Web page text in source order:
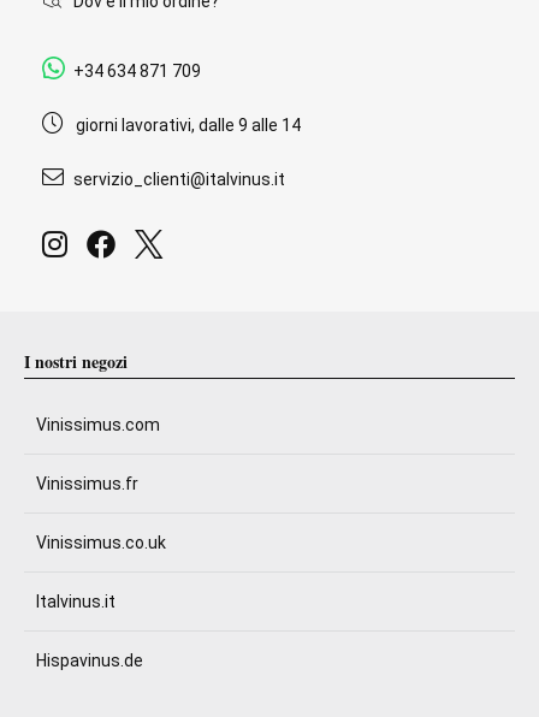
+34 634 871 709
giorni lavorativi, dalle 9 alle 14
servizio_clienti@italvinus.it
I nostri negozi
Vinissimus.com
Vinissimus.fr
Vinissimus.co.uk
Italvinus.it
Hispavinus.de